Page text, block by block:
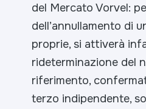
del Mercato Vorvel:
dell’annullamento di
proprie, si attiverà
rideterminazione del
riferimento,
terzo indipendente,